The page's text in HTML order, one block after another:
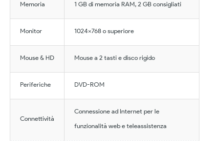
Memoria 1 GB di memoria RAM, 2 GB consigliati
Monitor 1024×768 o superiore
Mouse & HD Mouse a 2 tasti e disco rigido
Periferiche DVD-ROM
Connettività
Connessione ad Internet per le
funzionalità web e teleassistenza